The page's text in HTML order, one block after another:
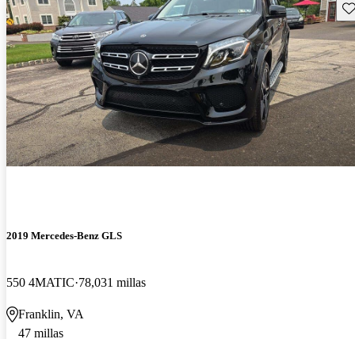
2019 Mercedes-Benz GLS
550 4MATIC 78,031 millas
Franklin, VA
47 millas